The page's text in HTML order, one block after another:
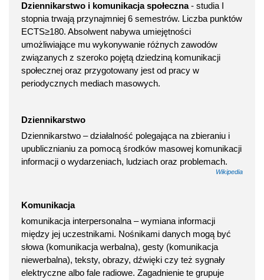
Dziennikarstwo i komunikacja społeczna- studia I
stopnia trwają przynajmniej 6 semestrów. Liczba punktów
ECTS≥180. Absolwent nabywa umiejętności
umożliwiające mu wykonywanie różnych zawodów
związanych z szeroko pojętą dziedziną komunikacji
społecznej oraz przygotowany jest od pracy w
periodycznych mediach masowych.
Dziennikarstwo
Dziennikarstwo – działalność polegająca na zbieraniu i
upublicznianiu za pomocą środków masowej komunikacji
informacji o wydarzeniach, ludziach oraz problemach.
Wikipedia
Komunikacja
komunikacja interpersonalna – wymiana informacji
między jej uczestnikami. Nośnikami danych mogą być
słowa (komunikacja werbalna), gesty (komunikacja
niewerbalna), teksty, obrazy, dźwięki czy też sygnały
elektryczne albo fale radiowe. Zagadnienie te grupuje